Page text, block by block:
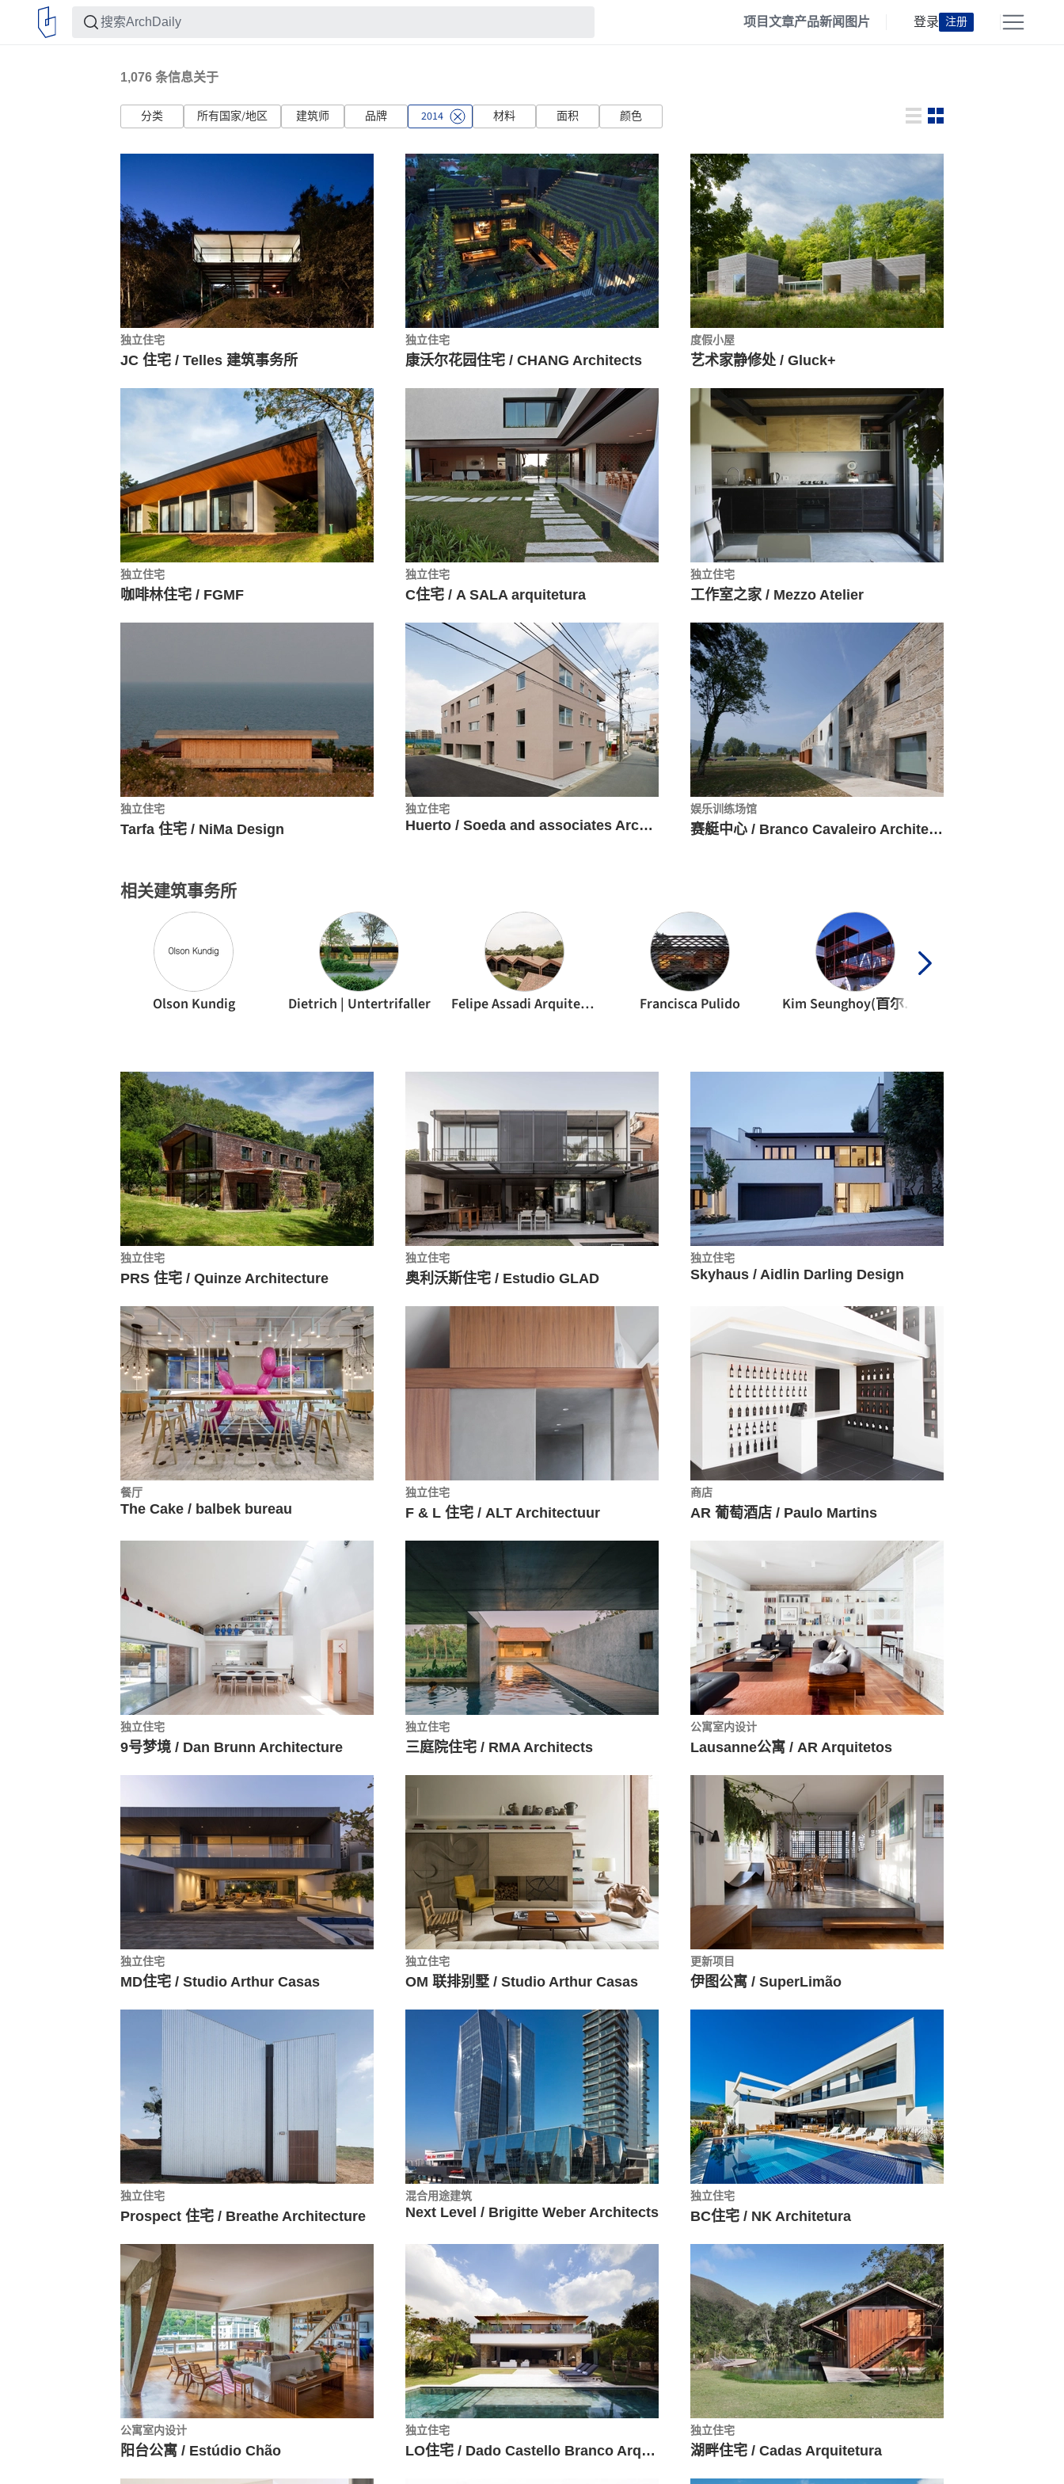
项目文章产品新闻 图片 登录 注册
1,076 条信息关于
分类 所有国家/地区 建筑师 品牌 2014 材料 面积 颜色
独立住宅
JC 住宅 / Telles 建筑事务所
独立住宅
康沃尔花园住宅 / CHANG Architects
度假小屋
艺术家静修处 / Gluck+
独立住宅
咖啡林住宅 / FGMF
独立住宅
C住宅 / A SALA arquitetura
独立住宅
工作室之家 / Mezzo Atelier
独立住宅
Tarfa 住宅 / NiMa Design
独立住宅
Huerto / Soeda and associates Architects
娱乐训练场馆
赛艇中心 / Branco Cavaleiro Architects
相关建筑事务所
Olson Kundig Dietrich | Untertrifaller Felipe Assadi Arquitectos Francisca Pulido Kim Seunghoy(首尔国立大学)
独立住宅
PRS 住宅 / Quinze Architecture
独立住宅
奥利沃斯住宅 / Estudio GLAD
独立住宅
Skyhaus / Aidlin Darling Design
餐厅
The Cake / balbek bureau
独立住宅
F & L 住宅 / ALT Architectuur
商店
AR 葡萄酒店 / Paulo Martins
独立住宅
9号梦境 / Dan Brunn Architecture
独立住宅
三庭院住宅 / RMA Architects
公寓室内设计
Lausanne公寓 / AR Arquitetos
独立住宅
MD住宅 / Studio Arthur Casas
独立住宅
OM 联排别墅 / Studio Arthur Casas
更新项目
伊图公寓 / SuperLimão
独立住宅
Prospect 住宅 / Breathe Architecture
混合用途建筑
Next Level / Brigitte Weber Architects
独立住宅
BC住宅 / NK Architetura
公寓室内设计
阳台公寓 / Estúdio Chão
独立住宅
LO住宅 / Dado Castello Branco Arquitetura
独立住宅
湖畔住宅 / Cadas Arquitetura